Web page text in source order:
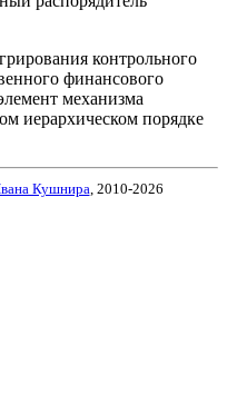
контрольного
финансового
механизма
иерархическом порядке
Кушнира , 2010-2026